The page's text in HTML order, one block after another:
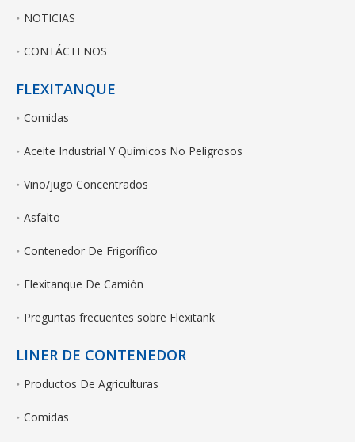
NOTICIAS
CONTÁCTENOS
FLEXITANQUE
Comidas
Aceite Industrial Y Químicos No Peligrosos
Vino/jugo Concentrados
Asfalto
Contenedor De Frigorífico
Flexitanque De Camión
Preguntas frecuentes sobre Flexitank
LINER DE CONTENEDOR
Productos De Agriculturas
Comidas